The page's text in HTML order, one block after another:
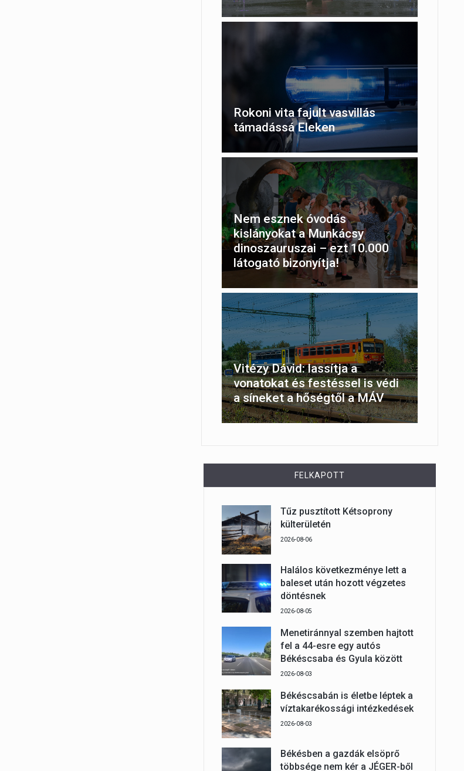
Rokoni vita fajult vasvillás
támadássá Eleken
Nem esznek óvodás
kislányokat a Munkácsy
dinoszauruszai – ezt 10.000
látogató bizonyítja!
Vitézy Dávid: lassítja a
vonatokat és festéssel is védi
a síneket a hőségtől a MÁV
FELKAPOTT
Tűz pusztított Kétsoprony
külterületén
2026-08-06
Halálos következménye lett a
baleset után hozott végzetes
döntésnek
2026-08-05
Menetiránnyal szemben hajtott
fel a 44-esre egy autós
Békéscsaba és Gyula között
2026-08-03
Békéscsabán is életbe léptek a
víztakarékossági intézkedések
2026-08-03
Békésben a gazdák elsöprő
többsége nem kér a JÉGER-ből